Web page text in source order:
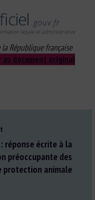
République française
au document original
réponse écrite à la
préoccupante des
protection animale